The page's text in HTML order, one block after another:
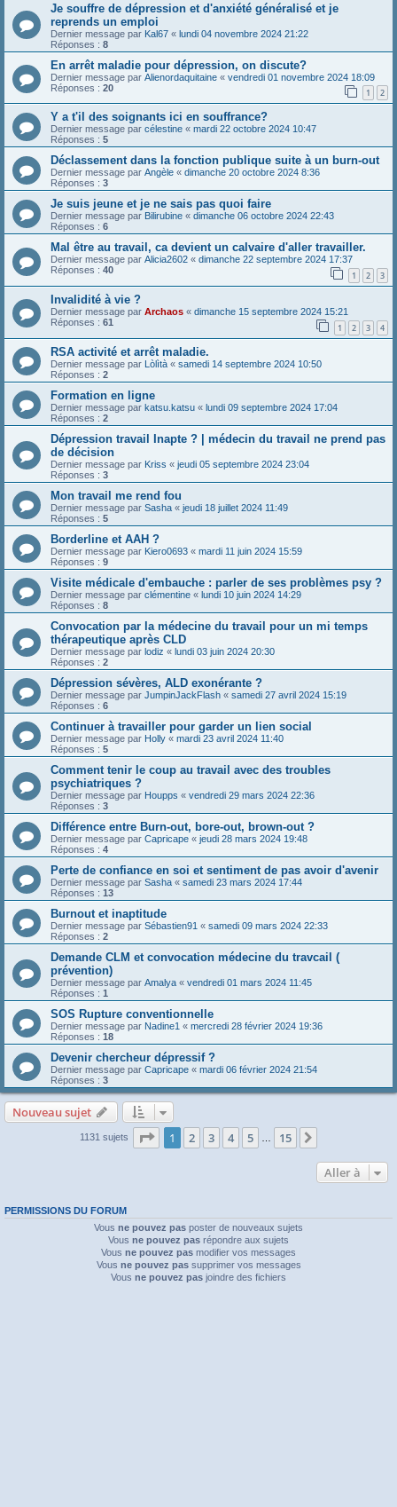
Je souffre de dépression et d'anxiété généralisé et je
reprends un emploi
Dernier message par Kal67 « lundi 04 novembre 2024 21:22
Réponses : 8
En arrêt maladie pour dépression, on discute?
Dernier message par Alienordaquitaine « vendredi 01 novembre 2024 18:09
Réponses : 20 1 2
Y a t'il des soignants ici en souffrance?
Dernier message par célestine « mardi 22 octobre 2024 10:47
Réponses : 5
Déclassement dans la fonction publique suite à un burn-out
Dernier message par Angèle « dimanche 20 octobre 2024 8:36
Réponses : 3
Je suis jeune et je ne sais pas quoi faire
Dernier message par Bilirubine « dimanche 06 octobre 2024 22:43
Réponses : 6
Mal être au travail, ca devient un calvaire d'aller travailler.
Dernier message par Alicia2602 « dimanche 22 septembre 2024 17:37
Réponses : 40 1 2 3
Invalidité à vie ?
Dernier message par Archaos « dimanche 15 septembre 2024 15:21
Réponses : 61 1 2 3 4
RSA activité et arrêt maladie.
Dernier message par Lòlìtà « samedi 14 septembre 2024 10:50
Réponses : 2
Formation en ligne
Dernier message par katsu.katsu « lundi 09 septembre 2024 17:04
Réponses : 2
Dépression travail Inapte ? | médecin du travail ne prend pas
de décision
Dernier message par Kriss « jeudi 05 septembre 2024 23:04
Réponses : 3
Mon travail me rend fou
Dernier message par Sasha « jeudi 18 juillet 2024 11:49
Réponses : 5
Borderline et AAH ?
Dernier message par Kiero0693 « mardi 11 juin 2024 15:59
Réponses : 9
Visite médicale d'embauche : parler de ses problèmes psy ?
Dernier message par clémentine « lundi 10 juin 2024 14:29
Réponses : 8
Convocation par la médecine du travail pour un mi temps
thérapeutique après CLD
Dernier message par lodiz « lundi 03 juin 2024 20:30
Réponses : 2
Dépression sévères, ALD exonérante ?
Dernier message par JumpinJackFlash « samedi 27 avril 2024 15:19
Réponses : 6
Continuer à travailler pour garder un lien social
Dernier message par Holly « mardi 23 avril 2024 11:40
Réponses : 5
Comment tenir le coup au travail avec des troubles
psychiatriques ?
Dernier message par Houpps « vendredi 29 mars 2024 22:36
Réponses : 3
Différence entre Burn-out, bore-out, brown-out ?
Dernier message par Capricape « jeudi 28 mars 2024 19:48
Réponses : 4
Perte de confiance en soi et sentiment de pas avoir d'avenir
Dernier message par Sasha « samedi 23 mars 2024 17:44
Réponses : 13
Burnout et inaptitude
Dernier message par Sébastien91 « samedi 09 mars 2024 22:33
Réponses : 2
Demande CLM et convocation médecine du travcail (
prévention)
Dernier message par Amalya « vendredi 01 mars 2024 11:45
Réponses : 1
SOS Rupture conventionnelle
Dernier message par Nadine1 « mercredi 28 février 2024 19:36
Réponses : 18
Devenir chercheur dépressif ?
Dernier message par Capricape « mardi 06 février 2024 21:54
Réponses : 3
Nouveau sujet
1131 sujets Page 1sur15
1 2 3 4 5 15
Aller à
PERMISSIONS DU FORUM
Vous ne pouvez pas poster de nouveaux sujets
Vous ne pouvez pas répondre aux sujets
Vous ne pouvez pas modifier vos messages
Vous ne pouvez passupprimer vos messages
Vous ne pouvez pas joindre des fichiers